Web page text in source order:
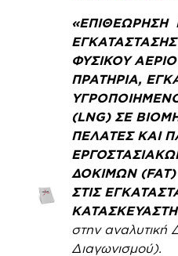
«ΕΠΙΘΕΩΡΗΣΗ
ΦΥΣΙΚΟΥ
ΠΡΑΤΗΡΙΑ,
(LNG) ΣΕ
ΠΕΛΑΤΕΣ ΚΑΙ
ΔΟΚΙΜΩΝ
ΣΤΙΣ
στην αναλυτική
Διαγωνισμού).